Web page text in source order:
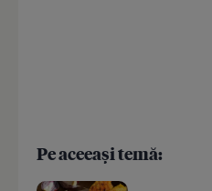
Pe aceeași temă: